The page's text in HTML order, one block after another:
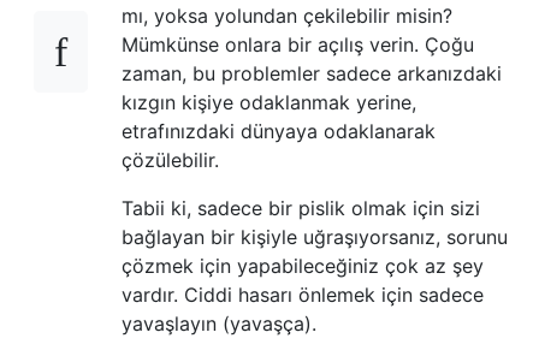
mı, yoksa yolundan çekilebilir misin?
Mümkünse onlara bir açılış verin. Çoğu
zaman, bu problemler sadece arkanızdaki
kızgın kişiye odaklanmak yerine,
etrafınızdaki dünyaya odaklanarak
çözülebilir.
Tabii ki, sadece bir pislik olmak için sizi
bağlayan bir kişiyle uğraşıyorsanız, sorunu
çözmek için yapabileceğiniz çok az şey
vardır. Ciddi hasarı önlemek için sadece
yavaşlayın (yavaşça).